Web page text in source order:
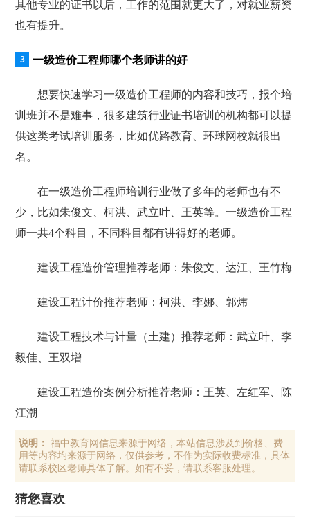
其他专业的证书以后，工作的范围就更大了，对就业薪资
也有提升。
一级造价工程师哪个老师讲的好
想要快速学习一级造价工程师的内容和技巧，报个培
训班并不是难事，很多建筑行业证书培训的机构都可以提
供这类考试培训服务，比如优路教育、环球网校就很出
名。
在一级造价工程师培训行业做了多年的老师也有不
少，比如朱俊文、柯洪、武立叶、王英等。一级造价工程
师一共4个科目，不同科目都有讲得好的老师。
‌建设工程造价管理‌推荐老师：‌朱俊文‌‌、达江‌‌、王竹梅‌
‌建设工程计价‌推荐老师：‌‌柯洪‌‌、李娜‌‌、郭炜‌
‌建设工程技术与计量（土建）‌推荐老师：‌‌‌武立叶‌‌、李
毅佳‌‌、王双增‌
‌建设工程造价案例分析‌推荐老师：‌‌‌‌王英‌‌、左红军‌‌、陈
江潮‌
说明：
福中教育网信息来源于网络，本站信息涉及到价格、费
用等内容均来源于网络，仅供参考，不作为实际收费标准，具体
请联系校区老师具体了解。如有不妥，请联系客服处理。
猜您喜欢